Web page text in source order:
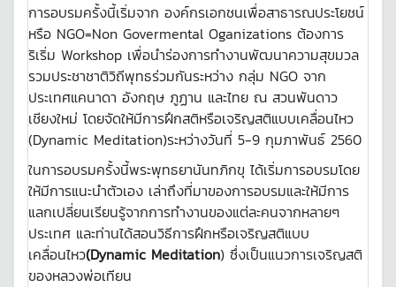
การอบรมครั้งนี้เริ่มจาก องค์กรเอกชนเพื่อสาธารณประโยชน์
หรือ NGO=Non Govermental Oganizations ต้องการ
ริเริ่ม Workshop เพื่อนำร่องการทำงานพัฒนาความสุขมวล
รวมประชาชาติวิถีพุทธร่วมกันระหว่าง กลุ่ม NGO จาก
ประเทศแคนาดา อังกฤษ ภูฏาน และไทย ณ สวนพันดาว
เชียงใหม่ โดยจัดให้มีการฝึกสติหรือเจริญสติแบบเคลื่อนไหว
(Dynamic Meditation)ระหว่างวันที่ 5-9 กุมภาพันธ์ 2560
ในการอบรมครั้งนี้พระพุทธยานันทภิกขุ ได้เริ่มการอบรมโดย
ให้มีการแนะนำตัวเอง เล่าถึงที่มาของการอบรมและให้มีการ
แลกเปลี่ยนเรียนรู้จากการทำงานของแต่ละคนจากหลายๆ
ประเทศ และท่านได้สอนวิธีการฝึกหรือเจริญสติแบบ
เคลื่อนไหว(Dynamic Meditation) ซึ่งเป็นแนวการเจริญสติ
ของหลวงพ่อเทียน